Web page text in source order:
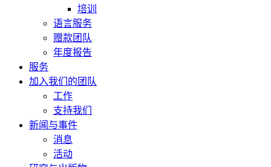
培训
语言服务
赠款团队
年度报告
服务
加入我们的团队
工作
支持我们
新闻与事件
消息
活动